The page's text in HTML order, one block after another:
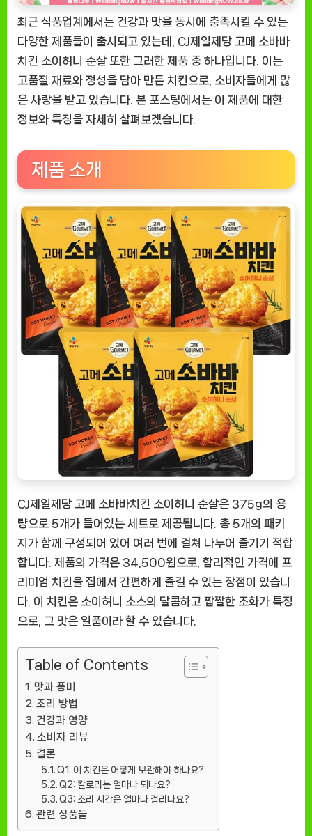
품]
CJ
제
일
제
고
치
킨
소
이
허
니
순
살
에
모
든
것
[EatingNOW
ㅣ
추
천
품]
최근 식품업계에서는 건강과 맛을 동시에 충족시킬 수 있는
다양한 제품들이 출시되고 있는데, CJ제일제당 고메 소바바
치킨 소이허니 순살 또한 그러한 제품 중 하나입니다. 이는
고품질 재료와 정성을 담아 만든 치킨으로, 소비자들에게 많
은 사랑을 받고 있습니다. 본 포스팅에서는 이 제품에 대한
정보와 특징을 자세히 살펴보겠습니다.
제품 소개
CJ제일제당 고메 소바바치킨 소이허니 순살은 375g의 용
량으로 5개가 들어있는 세트로 제공됩니다. 총 5개의 패키
지가 함께 구성되어 있어 여러 번에 걸쳐 나누어 즐기기 적합
합니다. 제품의 가격은 34,500원으로, 합리적인 가격에 프
리미엄 치킨을 집에서 간편하게 즐길 수 있는 장점이 있습니
다. 이 치킨은 소이허니 소스의 달콤하고 짭짤한 조화가 특징
으로, 그 맛은 일품이라 할 수 있습니다.
Table of Contents
맛과 풍미
조리 방법
건강과 영양
소비자 리뷰
결론
Q1: 이 치킨은 어떻게 보관해야 하나요?
Q2: 칼로리는 얼마나 되나요?
Q3: 조리 시간은 얼마나 걸리나요?
관련 상품들